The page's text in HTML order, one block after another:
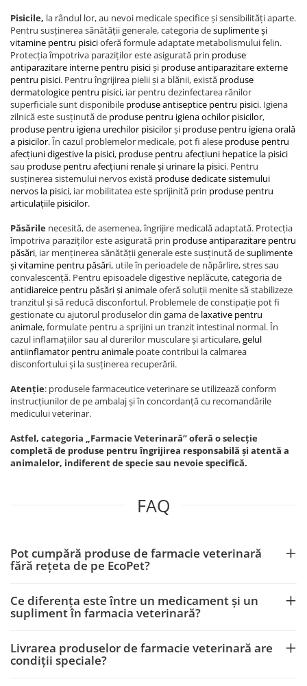
Pisicile, la rândul lor, au nevoi medicale specifice și sensibilități aparte.
Pentru susținerea sănătății generale, categoria desuplimente și
vitamine pentru pisicioferă formule adaptate metabolismului felin.
Protecția împotriva paraziților este asigurată prin produse
antiparazitare interne pentru pisiciși produse antiparazitare externe
pentru pisici. Pentru îngrijirea pielii și a blănii, există produse
dermatologice pentru pisici, iar pentru dezinfectarea rănilor
superficiale sunt disponibile produse antiseptice pentru pisici. Igiena
zilnică este susținută de produse pentru igiena ochilor pisicilor,
produse pentru igiena urechilor pisicilorși produse pentru igiena orală
a pisicilor. În cazul problemelor medicale, pot fi alese produse pentru
afecțiuni digestive la pisici, produse pentru afecțiuni hepatice la pisici
sau produse pentru afecțiuni renale și urinare la pisici. Pentru
susținerea sistemului nervos există produse dedicate sistemului
nervos la pisici, iar mobilitatea este sprijinită prin produse pentru
articulațiile pisicilor.
Păsările necesită, de asemenea, îngrijire medicală adaptată. Protecția
împotriva paraziților este asigurată prin produse antiparazitare pentru
păsări, iar menținerea sănătății generale este susținută desuplimente
și vitamine pentru păsări, utile în perioadele de năpârlire, stres sau
convalescență. Pentru episoadele digestive neplăcute, categoria de
antidiareice pentru păsări și animaleoferă soluții menite să stabilizeze
tranzitul și să reducă disconfortul. Problemele de constipație pot fi
gestionate cu ajutorul produselor din gama de laxative pentru
animale, formulate pentru a sprijini un tranzit intestinal normal. În
cazul inflamațiilor sau al durerilor musculare și articulare,gelul
antiinflamator pentru animale poate contribui la calmarea
disconfortului și la susținerea recuperării.
Atenție: produsele farmaceutice veterinare se utilizează conform
instrucțiunilor de pe ambalaj și în concordanță cu recomandările
medicului veterinar.
Astfel, categoria „Farmacie Veterinară” oferă o selecție
completă de produse pentru îngrijirea responsabilă și atentă a
animalelor, indiferent de specie sau nevoie specifică.
FAQ
Pot cumpără produse de farmacie veterinară
fără rețeta de pe EcoPet?
Ce diferența este între un medicament și un
supliment în farmacia veterinară?
Livrarea produselor de farmacie veterinară are
condiții speciale?